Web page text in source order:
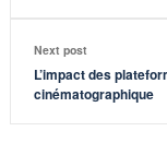
Next post
L’impact des
cinématographique